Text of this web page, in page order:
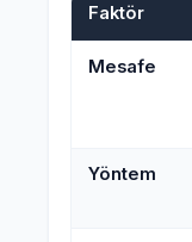
Faktör
Mesafe
Yöntem